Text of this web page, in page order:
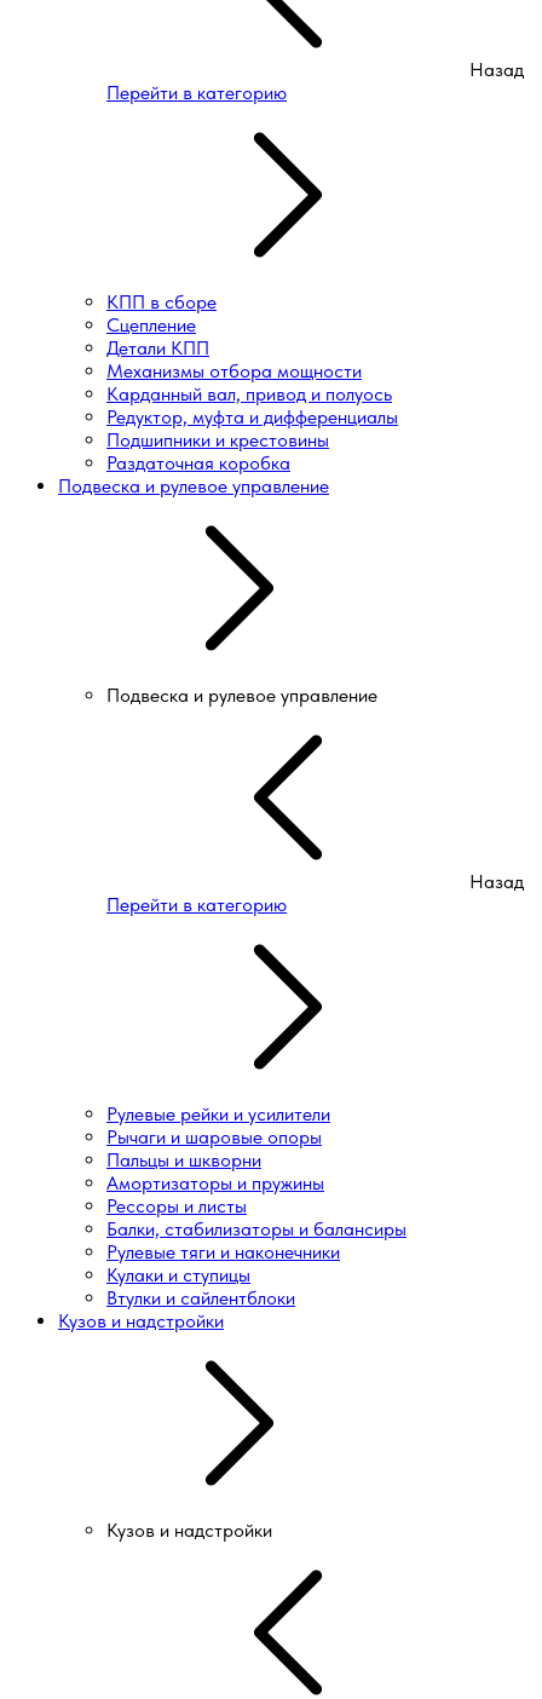
Назад
Перейти в категорию
КПП в сборе
Сцепление
Детали КПП
Механизмы отбора мощности
Карданный вал, привод и полуось
Редуктор, муфта и дифференциалы
Подшипники и крестовины
Раздаточная коробка
Подвеска и рулевое управление
Подвеска и рулевое управление
Назад
Перейти в категорию
Рулевые рейки и усилители
Рычаги и шаровые опоры
Пальцы и шкворни
Амортизаторы и пружины
Рессоры и листы
Балки, стабилизаторы и балансиры
Рулевые тяги и наконечники
Кулаки и ступицы
Втулки и сайлентблоки
Кузов и надстройки
Кузов и надстройки